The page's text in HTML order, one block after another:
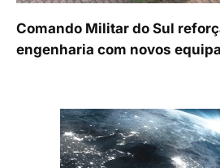
Comando Militar do Sul
engenharia com novos